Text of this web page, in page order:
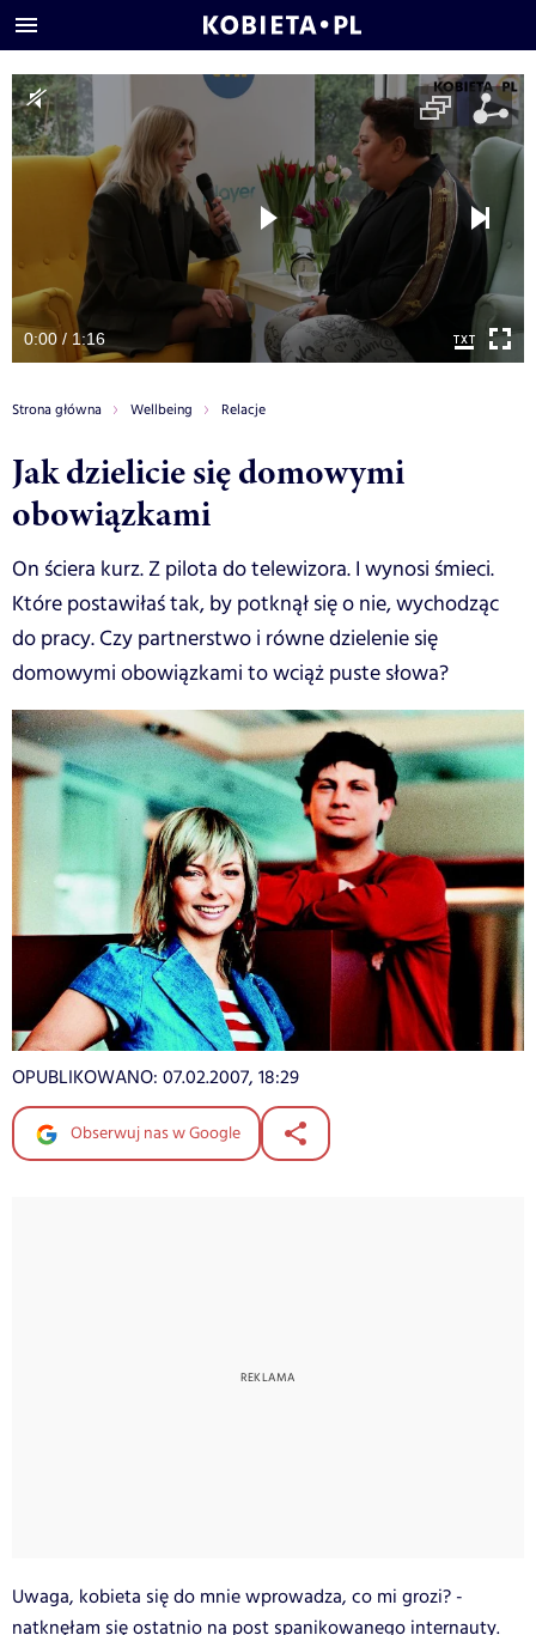
0:00 / 1:16
Strona główna Wellbeing Relacje
Jak dzielicie się domowymi
obowiązkami
On ściera kurz. Z pilota do telewizora. I wynosi śmieci.
Które postawiłaś tak, by potknął się o nie, wychodząc
do pracy. Czy partnerstwo i równe dzielenie się
domowymi obowiązkami to wciąż puste słowa?
OPUBLIKOWANO: 07.02.2007, 18:29
Obserwuj nas w Google
Uwaga, kobieta się do mnie wprowadza, co mi grozi? -
natknęłam się ostatnio na post spanikowanego internauty.